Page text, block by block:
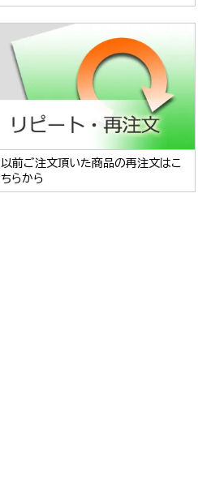
以前ご注文頂いた商品の再注文はこ
ちらから